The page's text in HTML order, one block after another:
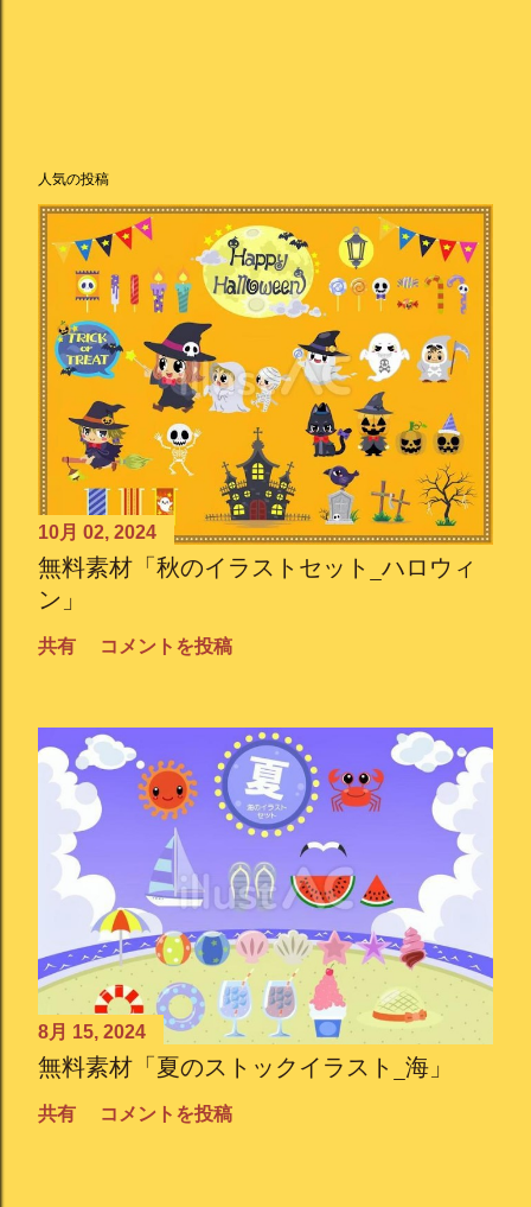
人気の投稿
10月 02, 2024
無料素材「秋のイラストセット_ハロウィ
ン」
共有 コメントを投稿
8月 15, 2024
無料素材「夏のストックイラスト_海」
共有 コメントを投稿